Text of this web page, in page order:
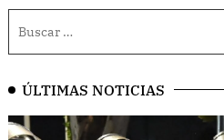
ÚLTIMAS NOTICIAS